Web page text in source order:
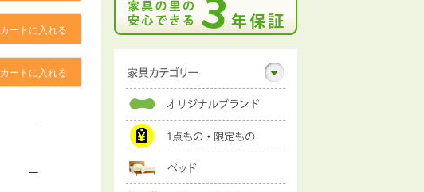
カートに入れる
カートに入れる
—
—